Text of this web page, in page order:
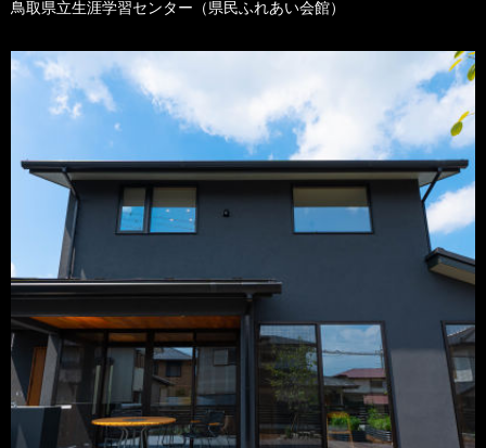
鳥取県立生涯学習センター（県民ふれあい会館）